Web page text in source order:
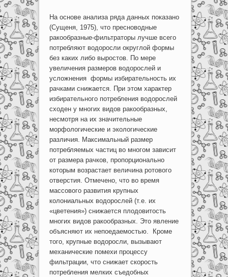
На основе анализа ряда данных показано
(Сущеня, 1975), что пресноводные
ракообразные-фильтраторы лучше всего
потребляют водоросли округлой формы
без каких либо выростов. По мере
увеличения размеров водорослей и
усложнения формы избирательность их
рачками снижается. При этом характер
избирательного потребления водорослей
сходен у многих видов ракообразных,
несмотря на их значительные
морфологические и экологические
различия. Максимальный размер
потребляемых частиц во многом зависит
от размера рачков, пропорционально
которым возрастает величина ротового
отверстия. Отмечено, что во время
массового развития крупных
колониальных водорослей (т.е. их
«цветения») снижается плодовитость
многих видов ракообразных. Это явление
объясняют их непоедаемостью. Кроме
того, крупные водоросли, вызывают
механические помехи процессу
фильтрации, что снижает скорость
потребления мелких съедобных